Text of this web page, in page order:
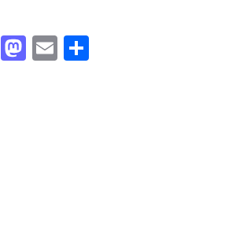
Facebook
Mastodon
Email